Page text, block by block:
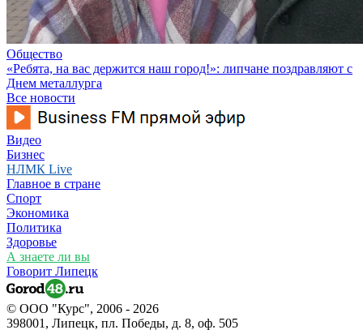
Общество
«Ребята, на вас держится наш город!»: липчане поздравляют с
Днем металлурга
Все новости
Видео
Бизнес
НЛМК Live
Главное в стране
Спорт
Экономика
Политика
Здоровье
А знаете ли вы
Говорит Липецк
© ООО "Курс", 2006 - 2026
398001, Липецк, пл. Победы, д. 8, оф. 505